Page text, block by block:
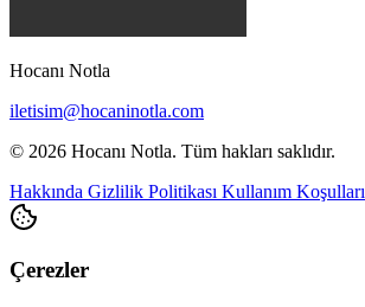
Hocanı Notla
iletisim@hocaninotla.com
© 2026 Hocanı Notla. Tüm hakları saklıdır.
Hakkında Gizlilik Politikası Kullanım Koşulları
Çerezler